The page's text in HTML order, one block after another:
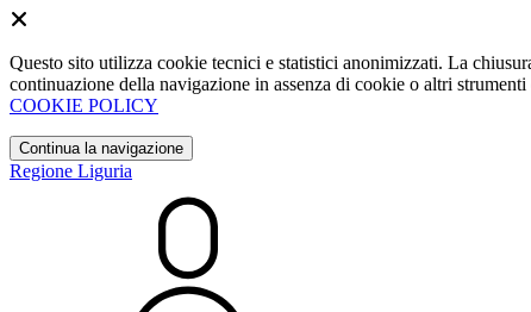
Questo sito utilizza cookie tecnici e statistici anonimizzati. La
continuazione della navigazione in assenza di cookie o altri
COOKIE POLICY
Continua la navigazione
Regione Liguria